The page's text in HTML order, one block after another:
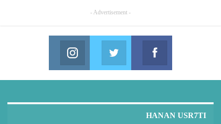
- Advertisement -
Facebook
Join us on Facebook
Twitter
Join us on Twitter
HANAN USR7TI